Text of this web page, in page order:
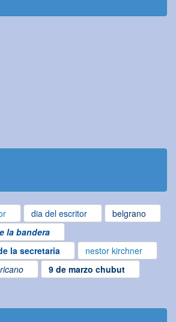
dia del escritor
belgrano
la bandera
la secretaria
nestor kirchner
9 de marzo chubut